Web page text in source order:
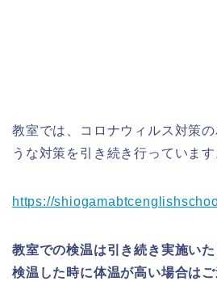
教室では、コロナウィルス対策
うな対策を引き続き行っています
https://
教室での検温は引き続き実施いた
検温した時に体温が高い場合は